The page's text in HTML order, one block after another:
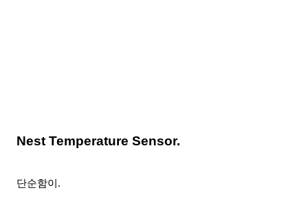
Nest Temperature Sensor.
단순함이.